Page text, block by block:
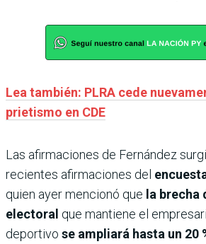
Lea también: PLRA cede
prietismo en CDE
Las afirmaciones de Fernández
recientes afirmaciones del
quien ayer mencionó que la brecha
electoral que mantiene el
deportivo se ampliará hasta un 20